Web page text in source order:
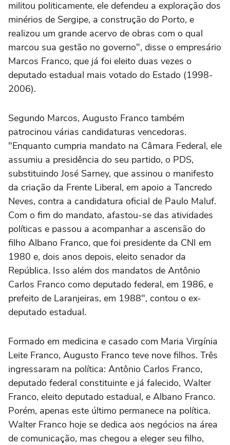
militou politicamente, ele defendeu a exploração dos
minérios de Sergipe, a construção do Porto, e
realizou um grande acervo de obras com o qual
marcou sua gestão no governo", disse o empresário
Marcos Franco, que já foi eleito duas vezes o
deputado estadual mais votado do Estado (1998-
2006).
Segundo Marcos, Augusto Franco também
patrocinou várias candidaturas vencedoras.
"Enquanto cumpria mandato na Câmara Federal, ele
assumiu a presidência do seu partido, o PDS,
substituindo José Sarney, que assinou o manifesto
da criação da Frente Liberal, em apoio a Tancredo
Neves, contra a candidatura oficial de Paulo Maluf.
Com o fim do mandato, afastou-se das atividades
políticas e passou a acompanhar a ascensão do
filho Albano Franco, que foi presidente da CNI em
1980 e, dois anos depois, eleito senador da
República. Isso além dos mandatos de Antônio
Carlos Franco como deputado federal, em 1986, e
prefeito de Laranjeiras, em 1988", contou o ex-
deputado estadual.
Formado em medicina e casado com Maria Virgínia
Leite Franco, Augusto Franco teve nove filhos. Três
ingressaram na política: Antônio Carlos Franco,
deputado federal constituinte e já falecido, Walter
Franco, eleito deputado estadual, e Albano Franco.
Porém, apenas este último permanece na política.
Walter Franco hoje se dedica aos negócios na área
de comunicação, mas chegou a eleger seu filho,